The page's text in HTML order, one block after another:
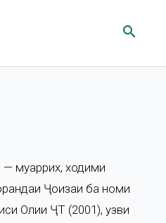
search
— муаррих, ходими
Ҷоизаи ба номи
Олии ҶТ (2001), узви